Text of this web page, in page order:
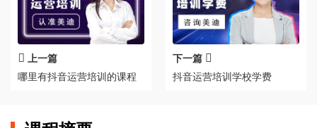
上一篇
哪里有抖音运营培训的课程
下一篇
抖音运营培训学校学费